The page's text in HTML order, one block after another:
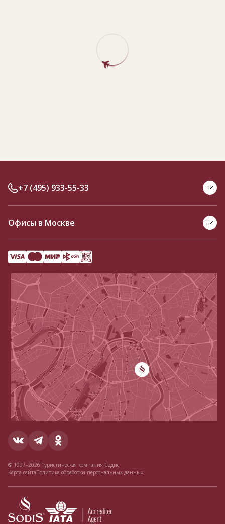
+7 (495) 933-55-33
Офисы в Москве
© 1997–2026 Туристическая компания Содис.
Карта сайтаПолитика обработки персональных данных